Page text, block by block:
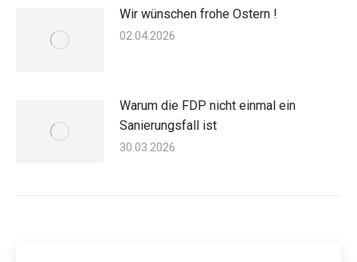
Wir wünschen frohe Ostern !
02.04.2026
Warum die FDP nicht einmal ein
Sanierungsfall ist
30.03.2026